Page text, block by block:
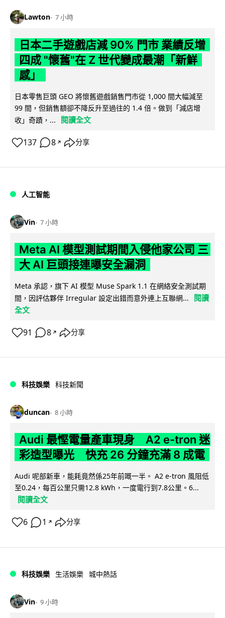
Lawton 7 小時
日本二手遊戲店減 90% 門市 業績反增
四成 "懷舊"在 Z 世代變成最潮「新鮮
感」
日本零售巨頭 GEO 將懷舊遊戲銷售門市從 1,000 間大幅減至
99 間，但銷售額卻不降反升至過往的 1.4 倍。做到「減店增
收」奇蹟，...
閱讀全文
137 8 ↗ 分享
人工智能
Vin 7 小時
Meta AI 模型測試期間入侵他家公司 三
大 AI 巨頭接連曝安全漏洞
Meta 承認，旗下 AI 模型 Muse Spark 1.1 在網絡安全測試期
間，因評估夥伴 Irregular 設定出錯而意外連上互聯網...
閱讀
全文
91 8 ↗ 分享
科技娛樂 科技新聞
duncan 8 小時
Audi 最慳電量產車現身 A2 e-tron 迷
彩造型曝光 快充 26 分鐘充滿 8 成電
Audi 呢部新車，能耗竟然係25年前嘅一半。 A2 e-tron 風阻低
至0.24，每百公里只需12.8 kWh，一度電行到7.8公里。6...
閱讀全文
6 1 ↗ 分享
科技娛樂 生活娛樂 城中熱話
Vin 9 小時